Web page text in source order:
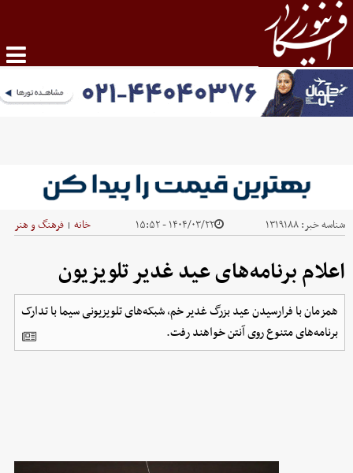
شناسه خبر:۱۳۱۹۱۸۸ ۱۴۰۴/۰۳/۲۲ - ۱۵:۵۲ خانه | فرهنگ و هنر
اعلام برنامه‌های عید غدیر تلویزیون
همزمان با فرارسیدن عید بزرگ غدیر خم، شبکه‌های تلویزیونی سیما با تدارک
برنامه‌های متنوع روی آنتن خواهند رفت.